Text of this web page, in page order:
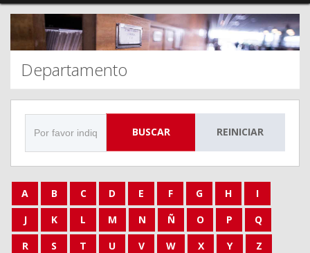
Departamento
BUSCAR REINICIAR
A B C D E F G H
I
J
K L M N Ñ O P
Q
R
S T U V W X Y Z